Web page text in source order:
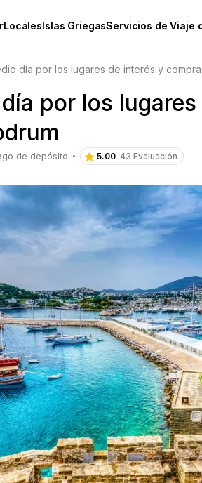
Islas GriegasServicios de Viaje
día por los lugares de interés y
por los
de depósito 5.00 43 Evaluación